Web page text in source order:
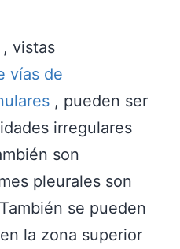
, vistas
vías de
, pueden ser
irregulares
son
pleurales son
se pueden
la zona superior